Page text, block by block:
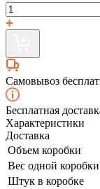
Самовывоз
Бесплатная
Характеристики
Доставка
Объем коробки
Вес одной коробки
Штук в коробке